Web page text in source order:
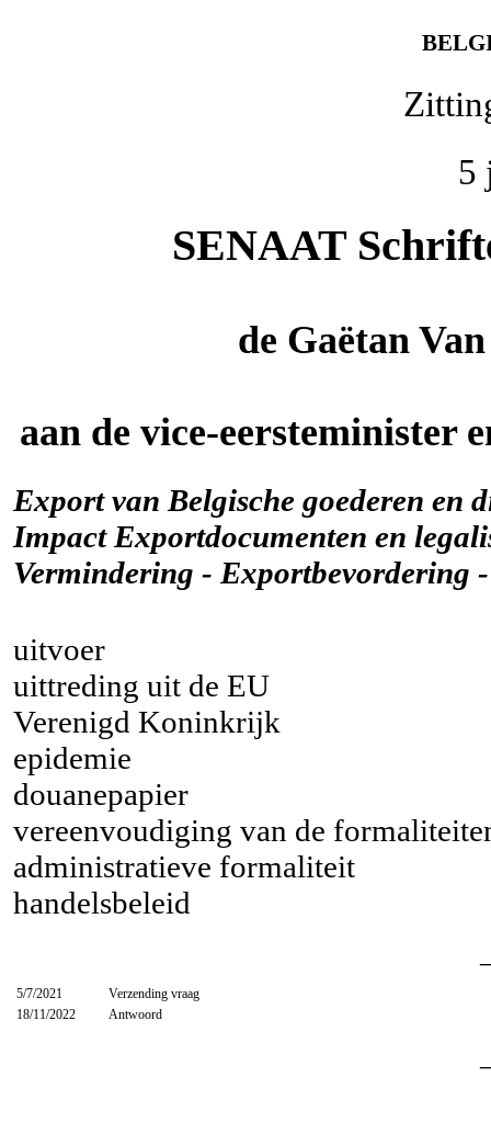
5
SENAAT
de Gaëtan
aan de vice-eersteminister
Export van Belgische goederen en
Impact Exportdocumenten en
Vermindering - Exportbevordering
uitvoer
uittreding uit de EU
Verenigd Koninkrijk
epidemie
douanepapier
vereenvoudiging van de
administratieve formaliteit
handelsbeleid
5/7/2021
Verzending vraag
18/11/2022
Antwoord